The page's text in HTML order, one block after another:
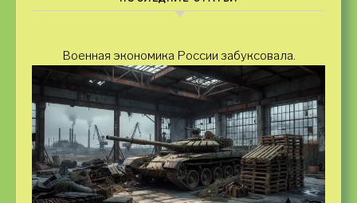
Военная экономика России забуксовала.